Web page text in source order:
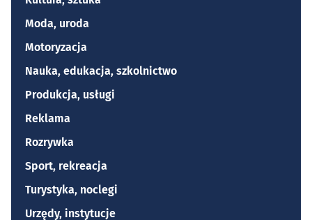
Moda, uroda
Motoryzacja
Nauka, edukacja, szkolnictwo
Produkcja, usługi
Reklama
Rozrywka
Sport, rekreacja
Turystyka, noclegi
Urzędy, instytucje